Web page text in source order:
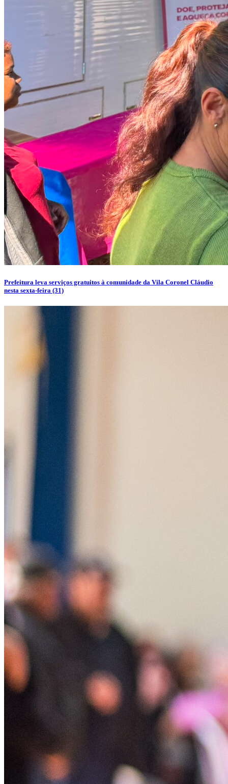
Prefeitura leva serviços gratuitos à comunidade da Vila Coronel Cláudio
nesta sexta-feira (31)